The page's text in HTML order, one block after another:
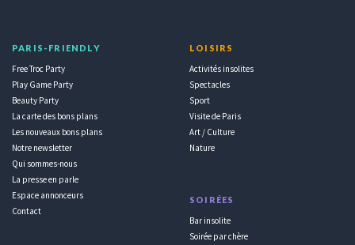
PARIS-FRIENDLY
Free Troc Party
Play Game Party
Beauty Party
La carte des bons plans
Les nouveaux bons plans
Notre newsletter
Qui sommes-nous
La presse en parle
Espace annonceurs
Contact
LOISIRS
Activités insolites
Spectacles
Sport
Visite de Paris
Art / Culture
Nature
SOIRÉES
Bar insolite
Soirée par chère